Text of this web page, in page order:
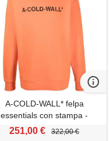
A-COLD-WALL* felpa
essentials con stampa -
arancione
251,00 € 322,00 €